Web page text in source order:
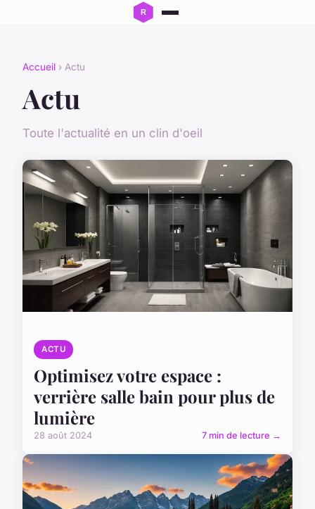
Accueil › Actu
Actu
Toute l'actualité en un clin d'oeil
ACTU
Optimisez votre espace :
verrière salle bain pour plus de
lumière
28 août 2024 7 min de lecture →